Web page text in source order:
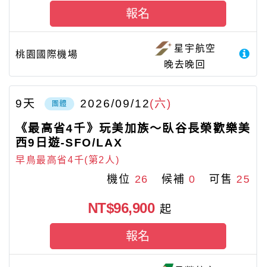
桃園國際機場
星宇航空
晚去晚回
報名
團體 2026/09/12(六)
9天
《最高省4千》玩美加族～臥谷長榮歡樂美
西9日遊-SFO/LAX
機位 26 候補0 可售 25
早鳥最高省4千(第2人)
NT$96,900 起
報名